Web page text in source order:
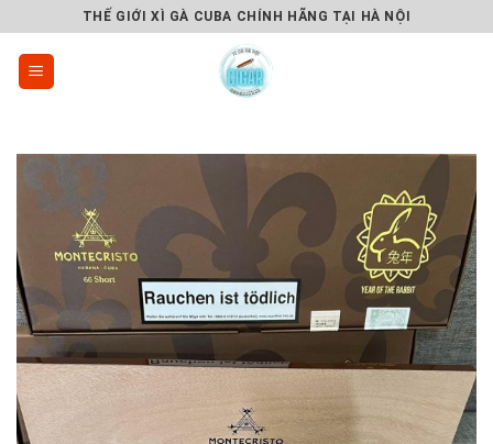
to
content
THẾ GIỚI XÌ GÀ CUBA CHÍNH HÃNG TẠI HÀ NỘI